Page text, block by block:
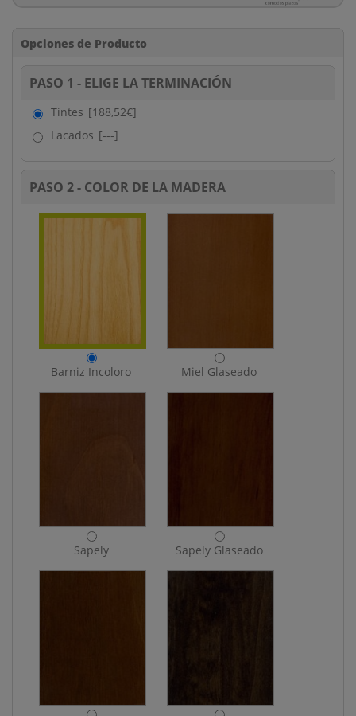
Opciones de Producto
PASO 1 - ELIGE LA TERMINACIÓN
Tintes [188,52€]
Lacados [---]
PASO 2 - COLOR DE LA MADERA
Barniz Incoloro Miel Glaseado
Sapely Sapely Glaseado